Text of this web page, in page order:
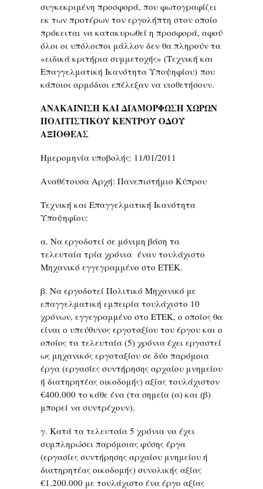
συγκεκριμένη προσφορά, που φωτογραφίζει
εκ των προτέρων τον εργολήπτη στον οποίο
πρόκειται να κατακυρωθεί η προσφορά, αφού
όλοι οι υπόλοιποι μάλλον δεν θα πληρούν τα
«ειδικά κριτήρια συμμετοχής» (Τεχνική και
Επαγγελματική Ικανότητα Υποψηφίου) που
κάποιοι αρμόδιοι επέλεξαν να υιοθετήσουν.
ΑΝΑΚΑΙΝΙΣΗ ΚΑΙ ΔΙΑΜΟΡΦΩΣΗ ΧΩΡΩΝ
ΠΟΛΙΤΙΣΤΙΚΟΥ ΚΕΝΤΡΟΥ ΟΔΟΥ
ΑΞΙΟΘΕΑΣ
Ημερομηνία υποβολής: 11/01/2011
Αναθέτουσα Αρχή: Πανεπιστήμιο Κύπρου
Τεχνική και Επαγγελματική Ικανότητα
Υποψηφίου:
α. Να εργοδοτεί σε μόνιμη βάση τα
τελευταία τρία χρόνια έναν τουλάχιστο
Μηχανικό εγγεγραμμένο στο ΕΤΕΚ.
β. Να εργοδοτεί Πολιτικό Μηχανικό με
επαγγελματική εμπειρία τουλάχιστο 10
χρόνων, εγγεγραμμένο στο ΕΤΕΚ, ο οποίος θα
είναι ο υπεύθυνος εργοταξίου του έργου και ο
οποίος τα τελευταία (5) χρόνια έχει εργαστεί
ως μηχανικός εργοταξίου σε δύο παρόμοια
έργα (εργασίες συντήρησης αρχαίου μνημείου
ή διατηρητέας οικοδομής) αξίας τουλάχιστον
€400.000 το κάθε ένα (τα σημεία (α) και (β)
μπορεί να συντρέχουν).
γ. Κατά τα τελευταία 5 χρόνια να έχει
συμπληρώσει παρόμοιας φύσης έργα
(εργασίες συντήρησης αρχαίου μνημείου ή
διατηρητέας οικοδομής) συνολικής αξίας
€1.200.000 με τουλάχιστο ένα έργο αξίας